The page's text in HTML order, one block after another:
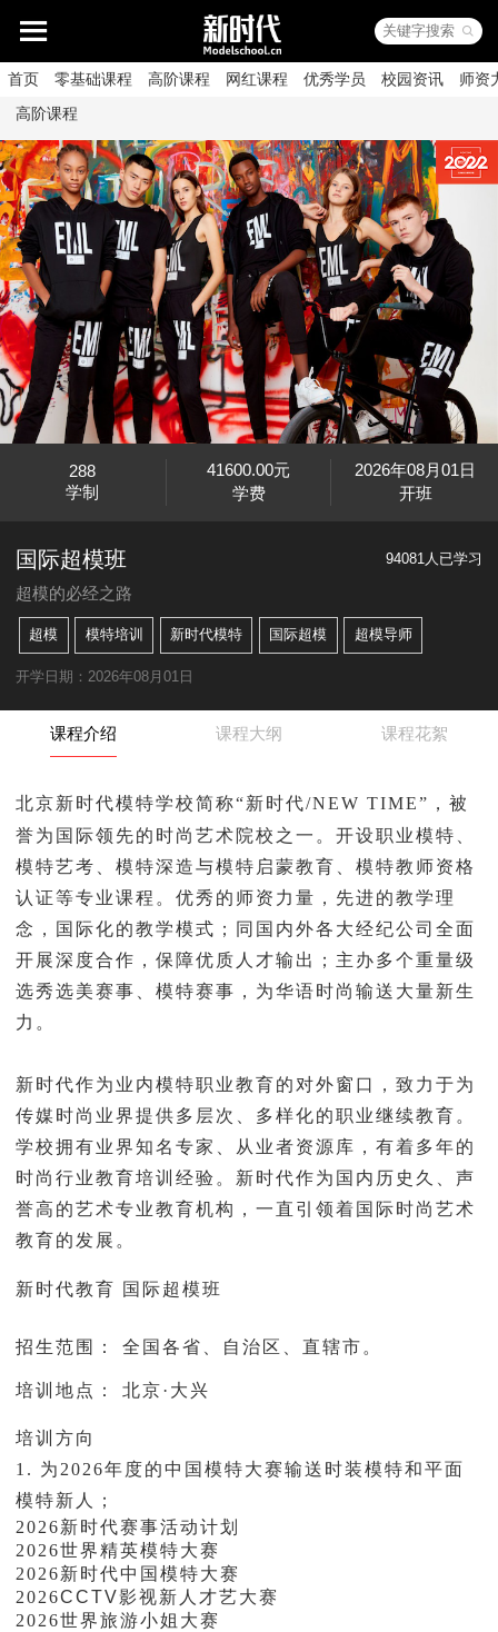
首页 零基础课程 高阶课程 网红课程 优秀学员 校园资讯
师资
高阶课程
288
学制
41600.00元
学费
2026年08月01日
开班
国际超模班 94081人已学习
超模的必经之路
超模 模特培训 新时代模特 国际超模 超模导师
开学日期：2026年08月01日
课程介绍 课程大纲 课程花絮
北京新时代模特学校简称“新时代/NEW TIME” ， 被
誉为国际领先的时尚艺术院校之一。开设职业模特、
模特艺考、模特深造与模特启蒙教育、模特教师资格
认证等专业课程。优秀的师资力量，先进的教学理
念，国际化的教学模式；同国内外各大经纪公司全面
开展深度合作，保障优质人才输出；主办多个重量级
选秀选美赛事、模特赛事，为华语时尚输送大量新生
力。
新时代作为业内模特职业教育的对外窗口，致力于为
传媒时尚业界提供多层次、多样化的职业继续教育。
学校拥有业界知名专家、从业者资源库，有着多年的
时尚行业教育培训经验。新时代作为国内历史久、声
誉高的艺术专业教育机构，一直引领着国际时尚艺术
教育的发展。
新时代教育 国际超模班
招生范围： 全国各省、自治区、直辖市。
培训地点： 北京·大兴
培训方向
1. 为2026年度的中国 模特大赛输送时装模特和平面
模特新人；
2026新时代赛事活动计划
2026世界精英模特大赛
2026新时代中国模特大赛
2026CCTV影视新人才艺大赛
2026世界旅游小姐大赛